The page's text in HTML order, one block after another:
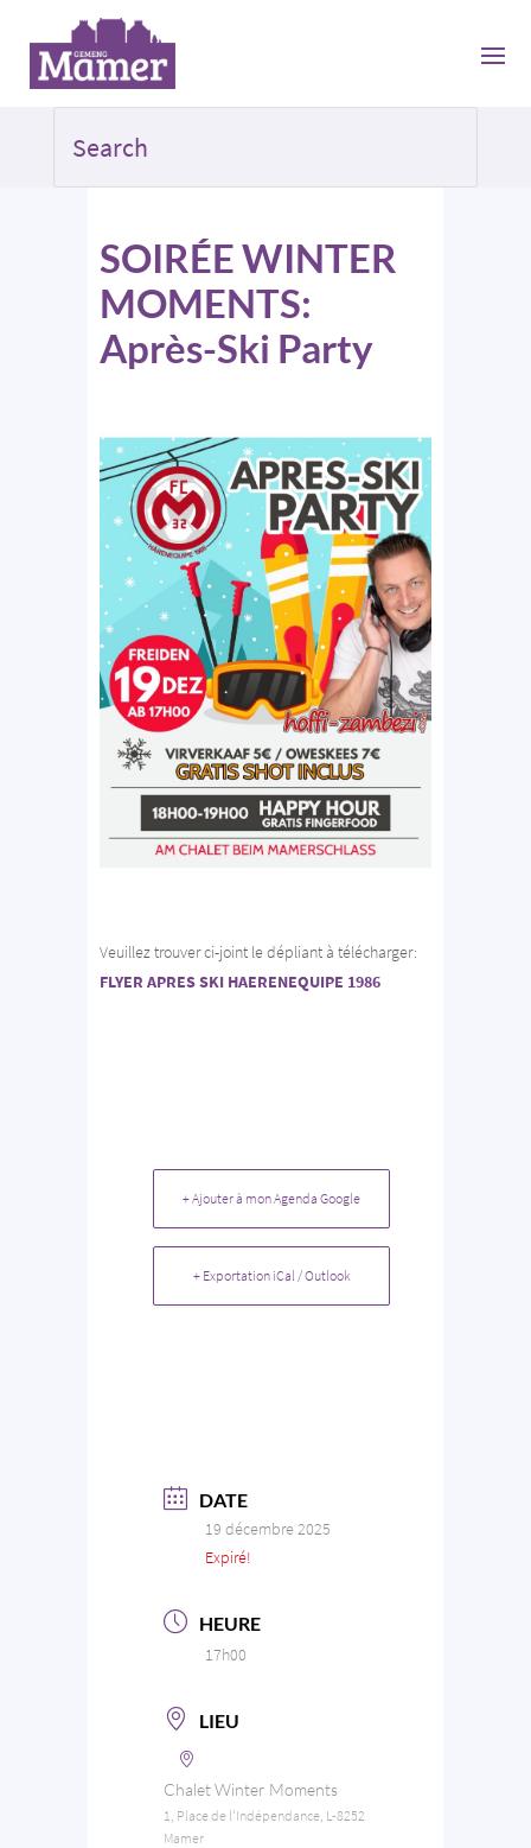
SOIRÉE WINTER
MOMENTS:
Après-Ski Party
Veuillez trouver ci-joint le dépliant à télécharger:
FLYER APRES SKI HAERENEQUIPE 1986
+ Ajouter à mon Agenda Google
+ Exportation iCal / Outlook
DATE
19 décembre 2025
Expiré!
HEURE
17h00
LIEU
Chalet Winter Moments
1, Place de l'Indépendance, L-8252
Mamer